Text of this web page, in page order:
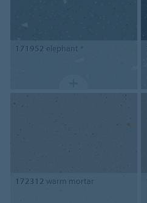
171952 elephant *
172312 warm mortar